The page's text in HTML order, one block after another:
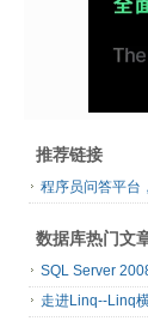
推荐链接
程序员问答平台
数据库热门文
走进Linq--Linq